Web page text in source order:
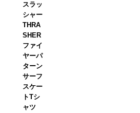
スラッ
シャー
THRA
SHER
ファイ
ヤーパ
ターン
サーフ
スケー
トTシ
ャツ